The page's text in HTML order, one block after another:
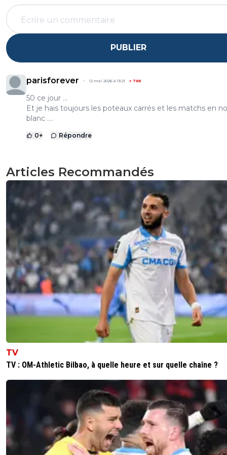
PUBLIER
parisforever 12 mai 2026 à 13:21 + 788
50 ce jour ...
Et je hais toujours les poteaux carrés et les matchs en
blanc ....
0+ Répondre
Articles Recommandés
TV
TV : OM-Athletic Bilbao, à quelle heure et sur quelle chaîne ?